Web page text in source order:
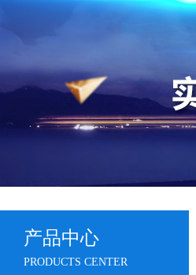
产品中心
PRODUCTS CENTER